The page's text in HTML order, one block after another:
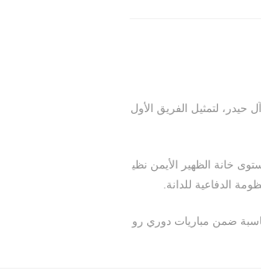
حيدر، لتمثيل الفريق الأول
خانة الظهير الأيمن نظي
الدفاعية للدانة.
في نادي نجران قبل أن يرحل إلى ضمك ثم إلى العدالة إذ شارك في 48 مناسبة ضمن مباريات دوري رو